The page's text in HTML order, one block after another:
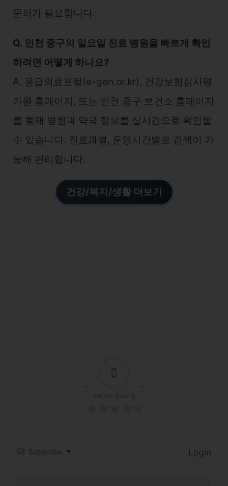
문의가 필요합니다.
Q. 인천 중구의 일요일 진료 병원을 빠르게 확인
하려면 어떻게 하나요?
A. 응급의료포털(e-gen.or.kr), 건강보험심사평
가원 홈페이지, 또는 인천 중구 보건소 홈페이지
를 통해 병원과 약국 정보를 실시간으로 확인할
수 있습니다. 진료과별, 운영시간별로 검색이 가
능해 편리합니다.
건강/복지/생활 더보기
0
Article Rating
Subscribe Login